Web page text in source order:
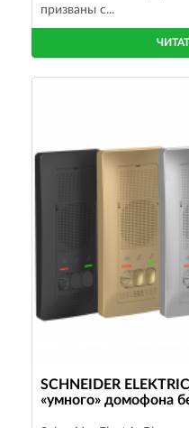
призваны с...
SCHNEIDER
«умного» домофона